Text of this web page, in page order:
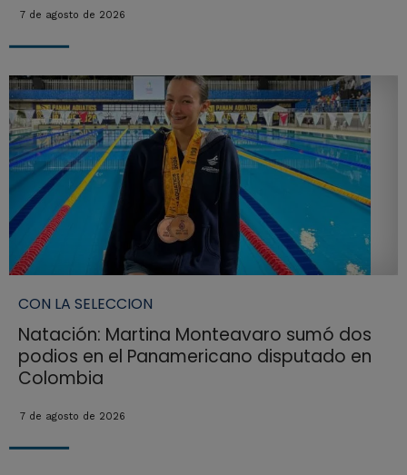
7 de agosto de 2026
CON LA SELECCION
Natación: Martina Monteavaro sumó dos
podios en el Panamericano disputado en
Colombia
7 de agosto de 2026